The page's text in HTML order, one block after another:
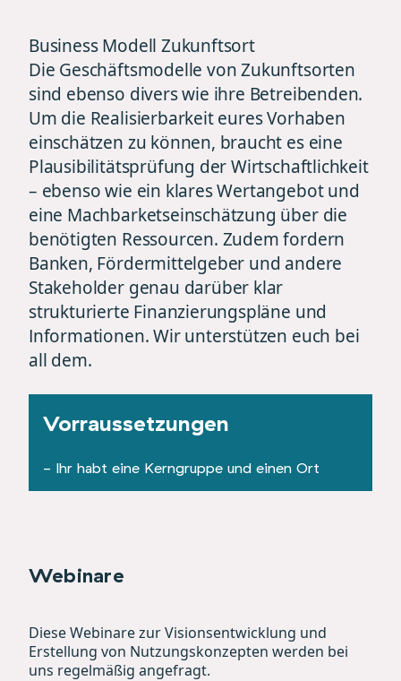
Business Modell Zukunftsort
Die Geschäftsmodelle von Zukunftsorten
sind ebenso divers wie ihre Betreibenden.
Um die Realisierbarkeit eures Vorhaben
einschätzen zu können, braucht es eine
Plausibilitätsprüfung der Wirtschaftlichkeit
– ebenso wie ein klares Wertangebot und
eine Machbarketseinschätzung über die
benötigten Ressourcen. Zudem fordern
Banken, Fördermittelgeber und andere
Stakeholder genau darüber klar
strukturierte Finanzierungspläne und
Informationen. Wir unterstützen euch bei
all dem.
Vorraussetzungen
- Ihr habt eine Kerngruppe und einen Ort
Webinare
Diese Webinare zur Visionsentwicklung und
Erstellung von Nutzungskonzepten werden bei
uns regelmäßig angefragt.